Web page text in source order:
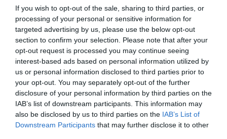
If you wish to opt-out of the sale, sharing to third parties, or
processing of your personal or sensitive information for
targeted advertising by us, please use the below opt-out
section to confirm your selection. Please note that after your
opt-out request is processed you may continue seeing
interest-based ads based on personal information utilized by
us or personal information disclosed to third parties prior to
your opt-out. You may separately opt-out of the further
disclosure of your personal information by third parties on the
IAB’s list of downstream participants. This information may
also be disclosed by us to third parties on the IAB’s List of
Downstream Participants that may further disclose it to other